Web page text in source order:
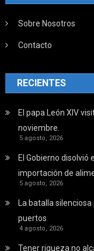
Sobre Nosotros
Contacto
RECIENTES
El papa León XIV
noviembre.
5 agosto, 2026
El Gobierno disolvió
importación de
5 agosto, 2026
La batalla
puertos
4 agosto, 2026
Tener riqueza no